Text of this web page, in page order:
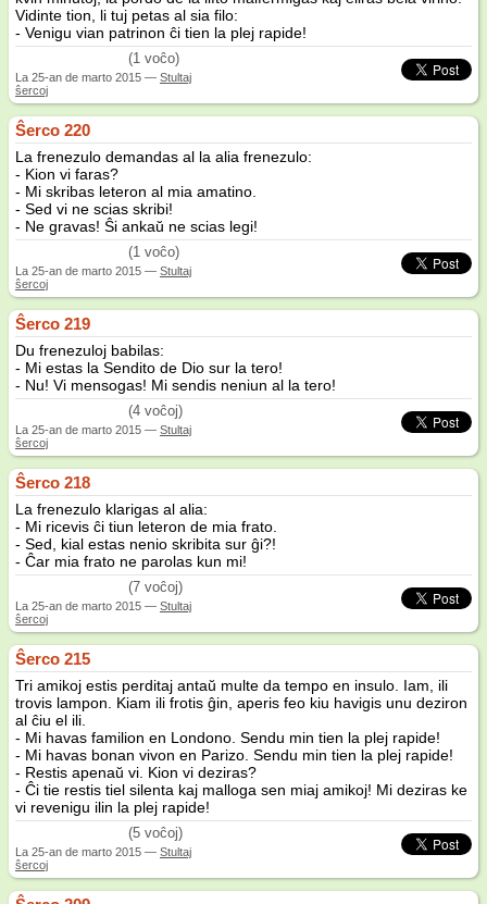
Vidinte tion, li tuj petas al sia filo:
- Venigu vian patrinon ĉi tien la plej rapide!
(1 voĉo)
La 25-an de marto 2015 — Stultaj
ŝercoj
Ŝerco 220
La frenezulo demandas al la alia frenezulo:
- Kion vi faras?
- Mi skribas leteron al mia amatino.
- Sed vi ne scias skribi!
- Ne gravas! Ŝi ankaŭ ne scias legi!
(1 voĉo)
La 25-an de marto 2015 — Stultaj
ŝercoj
Ŝerco 219
Du frenezuloj babilas:
- Mi estas la Sendito de Dio sur la tero!
- Nu! Vi mensogas! Mi sendis neniun al la tero!
(4 voĉoj)
La 25-an de marto 2015 — Stultaj
ŝercoj
Ŝerco 218
La frenezulo klarigas al alia:
- Mi ricevis ĉi tiun leteron de mia frato.
- Sed, kial estas nenio skribita sur ĝi?!
- Ĉar mia frato ne parolas kun mi!
(7 voĉoj)
La 25-an de marto 2015 — Stultaj
ŝercoj
Ŝerco 215
Tri amikoj estis perditaj antaŭ multe da tempo en insulo. Iam, ili
trovis lampon. Kiam ili frotis ĝin, aperis feo kiu havigis unu deziron
al ĉiu el ili.
- Mi havas familion en Londono. Sendu min tien la plej rapide!
- Mi havas bonan vivon en Parizo. Sendu min tien la plej rapide!
- Restis apenaŭ vi. Kion vi deziras?
- Ĉi tie restis tiel silenta kaj malloga sen miaj amikoj! Mi deziras ke
vi revenigu ilin la plej rapide!
(5 voĉoj)
La 25-an de marto 2015 — Stultaj
ŝercoj